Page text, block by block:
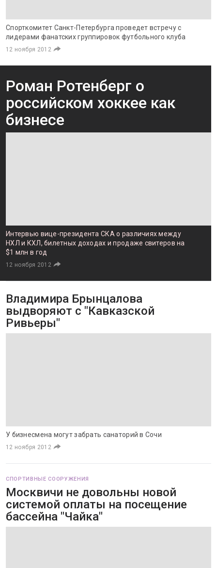
Спорткомитет Санкт-Петербурга проведет встречу с
лидерами фанатских группировок футбольного клуба
12 ноября 2012
Роман Ротенберг о
российском хоккее как
бизнесе
Интервью вице-президента СКА о различиях между
НХЛ и КХЛ, билетных доходах и продаже свитеров на
$1 млн в год
12 ноября 2012
Владимира Брынцалова
выдворяют с "Кавказской
Ривьеры"
У бизнесмена могут забрать санаторий в Сочи
12 ноября 2012
СПОРТИВНЫЕ СООРУЖЕНИЯ
Москвичи не довольны новой
системой оплаты на посещение
бассейна "Чайка"